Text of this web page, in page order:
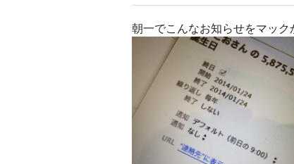
朝一でこんなお知らせをマック